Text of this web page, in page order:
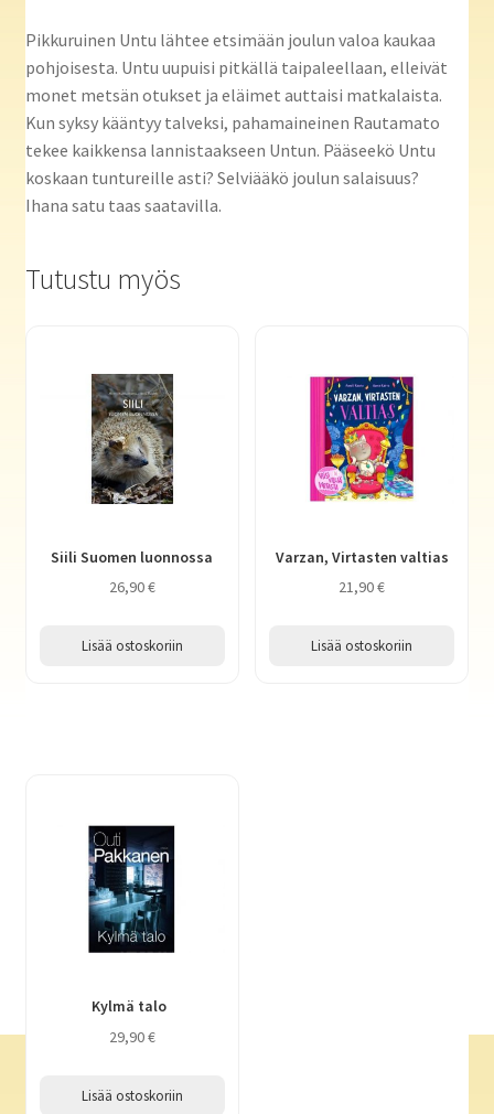
Pikkuruinen Untu lähtee etsimään joulun valoa kaukaa
pohjoisesta. Untu uupuisi pitkällä taipaleellaan, elleivät
monet metsän otukset ja eläimet auttaisi matkalaista.
Kun syksy kääntyy talveksi, pahamaineinen Rautamato
tekee kaikkensa lannistaakseen Untun. Pääseekö Untu
koskaan tuntureille asti? Selviääkö joulun salaisuus?
Ihana satu taas saatavilla.
Tutustu myös
Siili Suomen luonnossa
26,90€
Lisää ostoskoriin
Varzan, Virtasten valtias
21,90€
Lisää ostoskoriin
Kylmä talo
29,90€
Lisää ostoskoriin